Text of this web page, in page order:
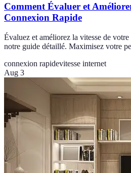
Comment Évaluer et
Connexion Rapide
Évaluez et améliorez la vitesse de
notre guide détaillé. Maximisez votre
connexion rapidevitesse internet
Aug 3